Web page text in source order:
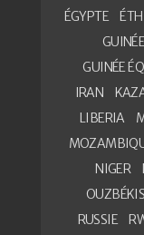
ÉGYPTE
GUINÉE
IRAN
LIBERIA
NIGER
RUSSIE